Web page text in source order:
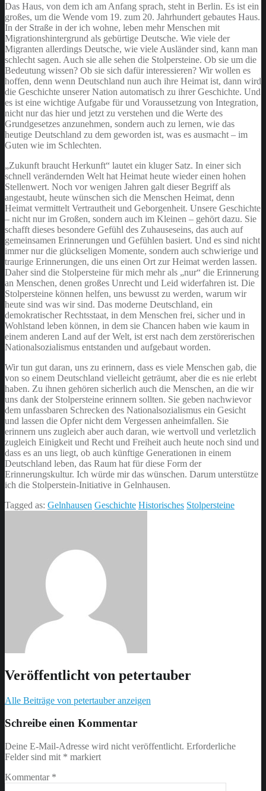
Das Haus, von dem ich am Anfang sprach, steht in Berlin. Es ist ein
großes, um die Wende vom 19. zum 20. Jahrhundert gebautes Haus.
In der Straße in der ich wohne, leben mehr Menschen mit
Migrationshintergrund als gebürtige Deutsche. Wie viele der
Migranten allerdings Deutsche, wie viele Ausländer sind, kann man
schlecht sagen. Auch sie alle sehen die Stolpersteine. Ob sie um die
Bedeutung wissen? Ob sie sich dafür interessieren? Wir wollen es
hoffen, denn wenn Deutschland nun auch ihre Heimat ist, dann wird
die Geschichte unserer Nation automatisch zu ihrer Geschichte. Und
es ist eine wichtige Aufgabe für und Voraussetzung von Integration,
nicht nur das hier und jetzt zu verstehen und die Werte des
Grundgesetzes anzunehmen, sondern auch zu lernen, wie das
heutige Deutschland zu dem geworden ist, was es ausmacht – im
Guten wie im Schlechten.
„Zukunft braucht Herkunft“ lautet ein kluger Satz. In einer sich
schnell verändernden Welt hat Heimat heute wieder einen hohen
Stellenwert. Noch vor wenigen Jahren galt dieser Begriff als
angestaubt, heute wünschen sich die Menschen Heimat, denn
Heimat vermittelt Vertrautheit und Geborgenheit. Unsere Geschichte
– nicht nur im Großen, sondern auch im Kleinen – gehört dazu. Sie
schafft dieses besondere Gefühl des Zuhauseseins, das auch auf
gemeinsamen Erinnerungen und Gefühlen basiert. Und es sind nicht
immer nur die glückseligen Momente, sondern auch schwierige und
traurige Erinnerungen, die uns einen Ort zur Heimat werden lassen.
Daher sind die Stolpersteine für mich mehr als „nur“ die Erinnerung
an Menschen, denen großes Unrecht und Leid widerfahren ist. Die
Stolpersteine können helfen, uns bewusst zu werden, warum wir
heute sind was wir sind. Das moderne Deutschland, ein
demokratischer Rechtsstaat, in dem Menschen frei, sicher und in
Wohlstand leben können, in dem sie Chancen haben wie kaum in
einem anderen Land auf der Welt, ist erst nach dem zerstörerischen
Nationalsozialismus entstanden und aufgebaut worden.
Wir tun gut daran, uns zu erinnern, dass es viele Menschen gab, die
von so einem Deutschland vielleicht geträumt, aber die es nie erlebt
haben. Zu ihnen gehören sicherlich auch die Menschen, an die wir
uns dank der Stolpersteine erinnern sollten. Sie geben nachwievor
dem unfassbaren Schrecken des Nationalsozialismus ein Gesicht
und lassen die Opfer nicht dem Vergessen anheimfallen. Sie
erinnern uns zugleich aber auch daran, wie wertvoll und verletzlich
zugleich Einigkeit und Recht und Freiheit auch heute noch sind und
dass es an uns liegt, ob auch künftige Generationen in einem
Deutschland leben, das Raum hat für diese Form der
Erinnerungskultur. Ich würde mir das wünschen. Darum unterstütze
ich die Stolperstein-Initiative in Gelnhausen.
Tagged as: Gelnhausen Geschichte Historisches Stolpersteine
Veröffentlicht von petertauber
Alle Beiträge von petertauber anzeigen
back
main
navigation
Schreibe einen Kommentar
Deine E-Mail-Adresse wird nicht veröffentlicht. Erforderliche
Felder sind mit * markiert
Kommentar *